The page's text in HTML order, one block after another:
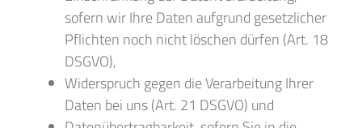
sofern wir Ihre Daten aufgrund gesetzlicher
Pflichten noch nicht löschen dürfen (Art. 18
DSGVO),
Widerspruch gegen die Verarbeitung Ihrer
Daten bei uns (Art. 21 DSGVO) und